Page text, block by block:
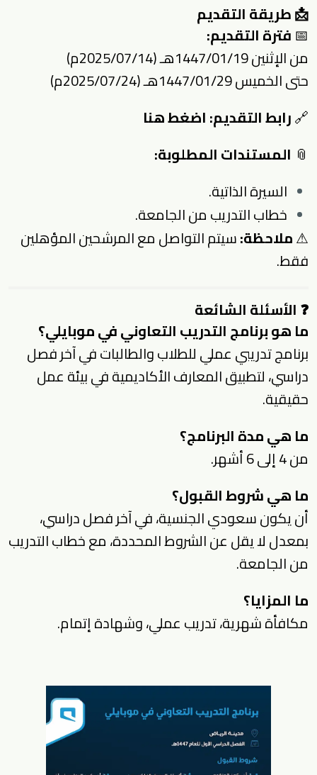
📩 طريقة التقديم
📅فترة التقديم:
من الإثنين 1447/01/19هـ (2025/07/14م)
حتى الخميس 1447/01/29هـ (2025/07/24م)
🔗رابط التقديم:اضغط هنا
📎 المستندات المطلوبة:
السيرة الذاتية.
خطاب التدريب من الجامعة.
⚠ملاحظة:سيتم التواصل مع المرشحين المؤهلين
فقط.
❓ الأسئلة الشائعة
ما هو برنامج التدريب التعاوني في موبايلي؟
برنامج تدريبي عملي للطلاب والطالبات في آخر فصل
دراسي، لتطبيق المعارف الأكاديمية في بيئة عمل
حقيقية.
ما هي مدة البرنامج؟
من 4 إلى 6 أشهر.
ما هي شروط القبول؟
أن يكون سعودي الجنسية، في آخر فصل دراسي،
بمعدل لا يقل عن الشروط المحددة، مع خطاب التدريب
من الجامعة.
ما المزايا؟
مكافأة شهرية، تدريب عملي، وشهادة إتمام.